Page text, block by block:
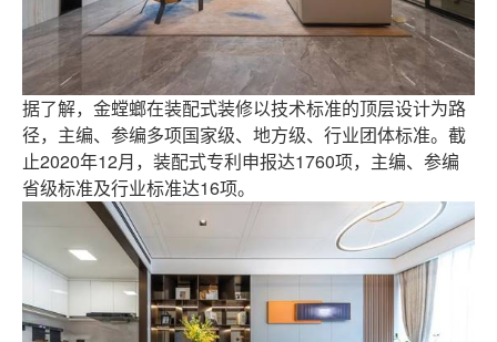
据了解，金螳螂在装配式装修以技术标准的顶层设计为路
径，主编、参编多项国家级、地方级、行业团体标准。截
止2020年12月，装配式专利申报达1760项，主编、参编
省级标准及行业标准达16项。